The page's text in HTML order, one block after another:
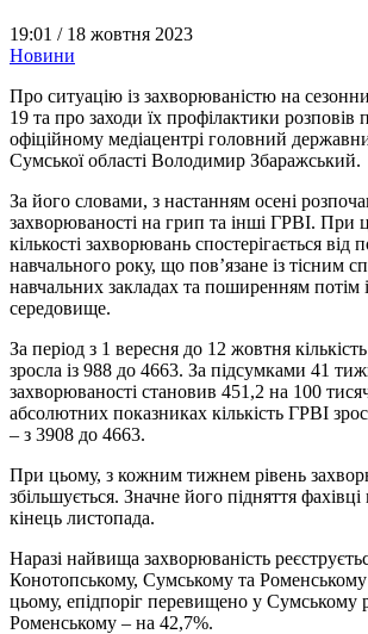
19:01 / 18 жовтня 2023
Новини
Про ситуацію із захворюваністю на
19 та про заходи їх профілактики розповів
офіційному медіацентрі головний
Сумської області Володимир Збаражський.
За його словами, з настанням осені
захворюваності на грип та інші ГРВІ. При
кількості захворювань спостерігається від
навчального року, що пов’язане із тісним
навчальних закладах та поширенням потім
середовище.
За період з 1 вересня до 12 жовтня
зросла із 988 до 4663. За підсумками 41
захворюваності становив 451,2 на 100
абсолютних показниках кількість ГРВІ
– з 3908 до 4663.
При цьому, з кожним тижнем рівень
збільшується. Значне його підняття
кінець листопада.
Наразі найвища захворюваність
Конотопському, Сумському та
цьому, епідпоріг перевищено у Сумському
Роменському – на 42,7%.